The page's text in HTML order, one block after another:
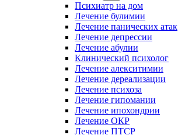
Психиатр на дом
Лечение булимии
Лечение панических атак
Лечение депрессии
Лечение абулии
Клинический психолог
Лечение алекситимии
Лечение дереализации
Лечение психоза
Лечение гипомании
Лечение ипохондрии
Лечение ОКР
Лечение ПТСР